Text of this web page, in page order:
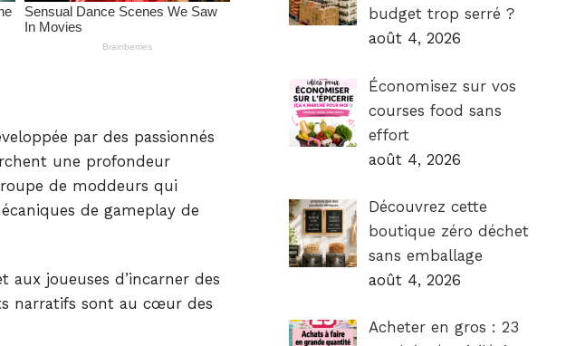
par des passionnés
une profondeur
de moddeurs qui
de gameplay de
aux joueuses d’incarner des
narratifs sont au cœur des
budget trop serré ?
août 4, 2026
Économisez sur vos
courses food sans
effort
août 4, 2026
Découvrez cette
boutique zéro déchet
sans emballage
août 4, 2026
Acheter en gros : 23